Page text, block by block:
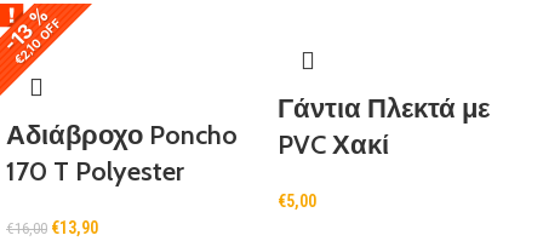
€2,10 OFF
€2,10 OFF
-13 %
%
Αδιάβροχο Poncho
170 T Polyester
€16,00 €13,90
Γάντια Πλεκτά με
PVC Χακί
€5,00